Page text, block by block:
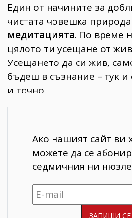
Един от начините за
чистата човешка природа
медитацията. По време
цялото ти усещане от
Усещането да си жив,
бъдеш в съзнание – тук и
и точно.
Ако нашият сайт ви
можете да се
седмичния ни